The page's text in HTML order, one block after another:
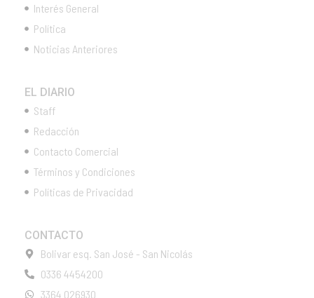
Interés General
Política
Noticias Anteriores
EL DIARIO
Staff
Redacción
Contacto Comercial
Términos y Condiciones
Políticas de Privacidad
CONTACTO
Bolivar esq. San José - San Nicolás
0336 4454200
3364 026930